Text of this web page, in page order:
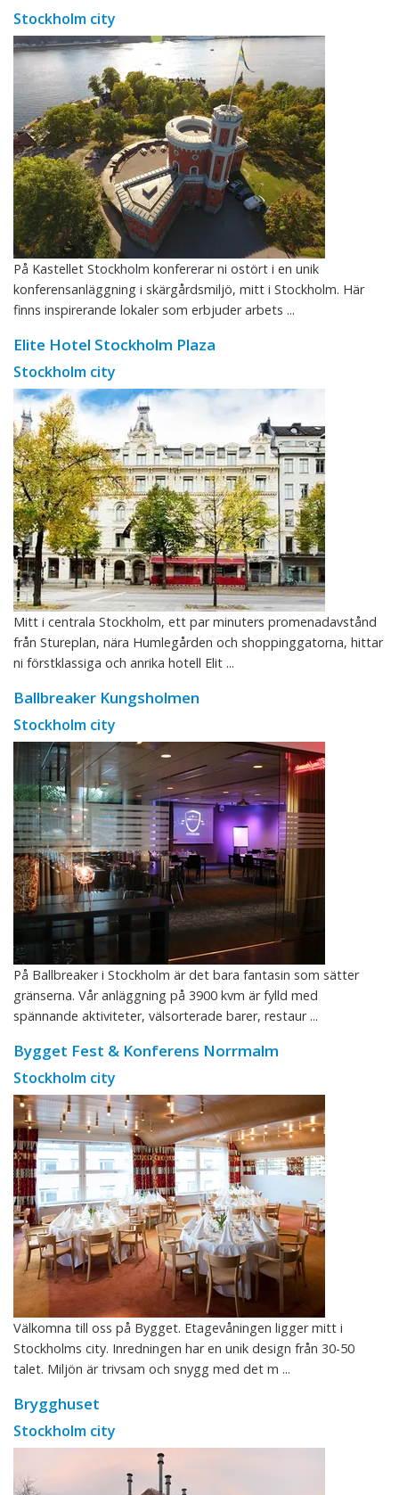
Stockholm city
På Kastellet Stockholm konfererar ni ostört i en unik
konferensanläggning i skärgårdsmiljö, mitt i Stockholm. Här
finns inspirerande lokaler som erbjuder arbets ...
Elite Hotel Stockholm Plaza
Stockholm city
Mitt i centrala Stockholm, ett par minuters promenadavstånd
från Stureplan, nära Humlegården och shoppinggatorna, hittar
ni förstklassiga och anrika hotell Elit ...
Ballbreaker Kungsholmen
Stockholm city
På Ballbreaker i Stockholm är det bara fantasin som sätter
gränserna. Vår anläggning på 3900 kvm är fylld med
spännande aktiviteter, välsorterade barer, restaur ...
Bygget Fest & Konferens Norrmalm
Stockholm city
Välkomna till oss på Bygget. Etagevåningen ligger mitt i
Stockholms city. Inredningen har en unik design från 30-50
talet. Miljön är trivsam och snygg med det m ...
Brygghuset
Stockholm city